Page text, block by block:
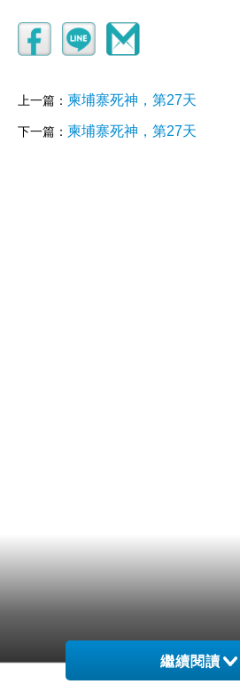
上一篇： 柬埔寨死神，第27天
下一篇： 柬埔寨死神，第27天
繼續閱讀